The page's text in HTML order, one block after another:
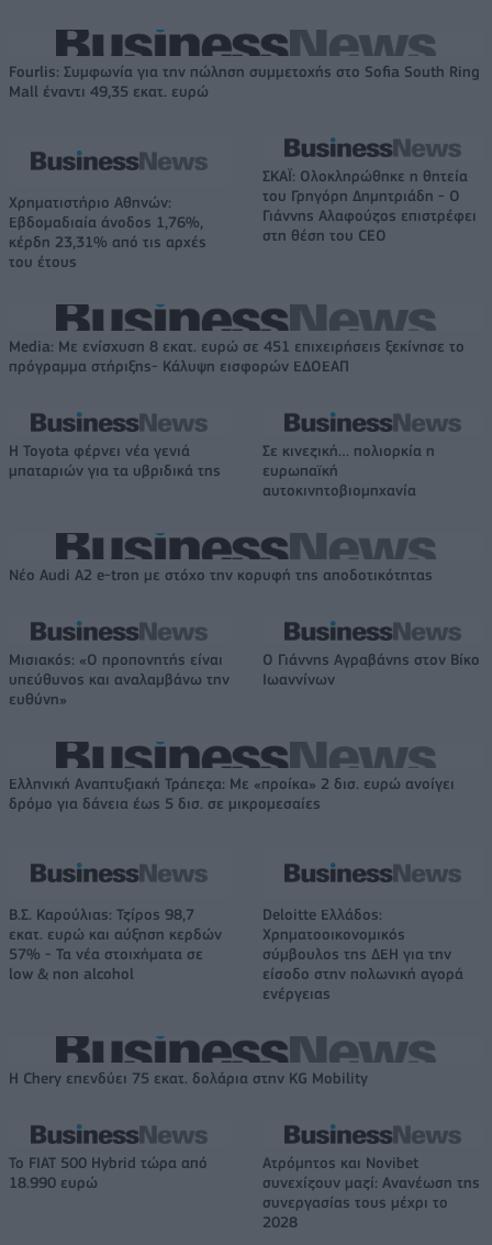
Fourlis: Συμφωνία για την πώληση συμμετοχής στο Sofia South Ring
Mall έναντι 49,35 εκατ. ευρώ
Χρηματιστήριο Αθηνών:
Εβδομαδιαία άνοδος 1,76%,
κέρδη 23,31% από τις αρχές
του έτους
ΣΚΑΪ: Ολοκληρώθηκε η θητεία
του Γρηγόρη Δημητριάδη - Ο
Γιάννης Αλαφούζος επιστρέφει
στη θέση του CEO
Media: Με ενίσχυση 8 εκατ. ευρώ σε 451 επιχειρήσεις ξεκίνησε το
πρόγραμμα στήριξης- Κάλυψη εισφορών ΕΔΟΕΑΠ
Η Toyota φέρνει νέα γενιά
μπαταριών για τα υβριδικά της
Σε κινεζική… πολιορκία η
ευρωπαϊκή
αυτοκινητοβιομηχανία
Νέο Audi A2 e-tron με στόχο την κορυφή της αποδοτικότητας
Μισιακός: «Ο προπονητής είναι
υπεύθυνος και αναλαμβάνω την
ευθύνη»
Ο Γιάννης Αγραβάνης στον Βίκο
Ιωαννίνων
Ελληνική Αναπτυξιακή Τράπεζα: Με «προίκα» 2 δισ. ευρώ ανοίγει
δρόμο για δάνεια έως 5 δισ. σε μικρομεσαίες
Β.Σ. Καρούλιας: Τζίρος 98,7
εκατ. ευρώ και αύξηση κερδών
57% - Τα νέα στοιχήματα σε
low & non alcohol
Deloitte Ελλάδος:
Χρηματοοικονομικός
σύμβουλος της ΔΕΗ για την
είσοδο στην πολωνική αγορά
ενέργειας
Η Chery επενδύει 75 εκατ. δολάρια στην KG Mobility
Το FIAT 500 Hybrid τώρα από
18.990 ευρώ
Ατρόμητος και Novibet
συνεχίζουν μαζί: Ανανέωση της
συνεργασίας τους μέχρι το
2028